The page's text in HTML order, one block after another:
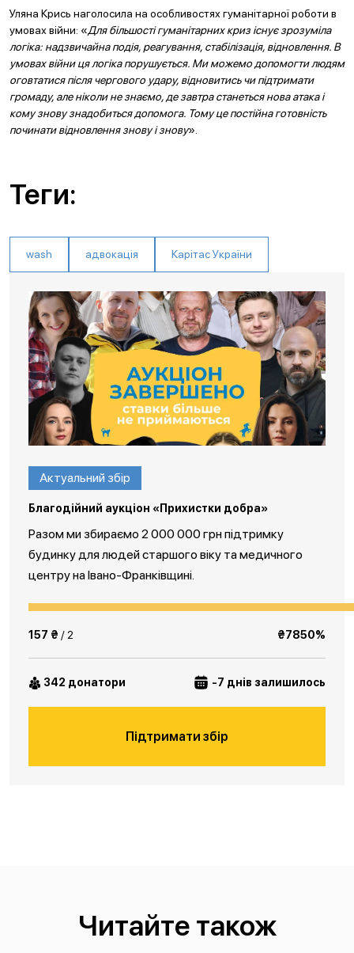
Уляна Крись наголосила на особливостях гуманітарної роботи в
умовах війни: «Для більшості гуманітарних криз існує зрозуміла
логіка: надзвичайна подія, реагування, стабілізація, відновлення. В
умовах війни ця логіка порушується. Ми можемо допомогти людям
оговтатися після чергового удару, відновитись чи підтримати
громаду, але ніколи не знаємо, де завтра станеться нова атака і
кому знову знадобиться допомога. Тому це постійна готовність
починати відновлення знову і знову».
Теги:
wash адвокація Карітас України
Актуальний збір
Благодійний аукціон «Прихистки добра»
Разом ми збираємо 2 000 000 грн підтримку
будинку для людей старшого віку та медичного
центру на Івано-Франківщині.
157 ₴ / 2 ₴7850%
342 донатори -7 днів залишилось
Підтримати збір
Читайте також